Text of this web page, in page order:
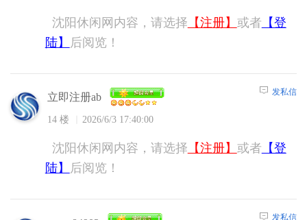
沈阳休闲网内容，请选择 【注册】 或者 【登
陆】
后阅览！
立即注册ab
14 楼 2026/6/3 17:40:00
发私信
沈阳休闲网内容，请选择 【注册】 或者 【登
陆】
后阅览！
发私信